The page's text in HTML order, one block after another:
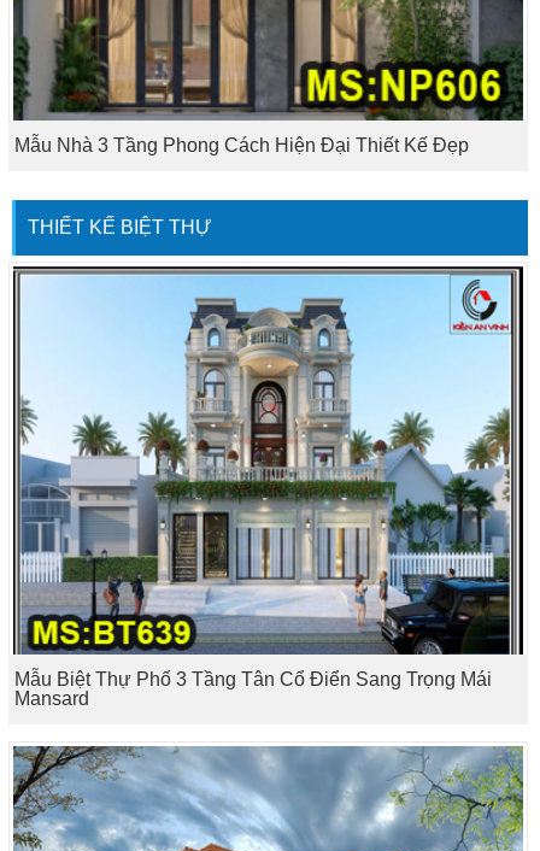
Mẫu Nhà 3 Tầng Phong Cách Hiện Đại Thiết Kế Đẹp
THIẾT KẾ BIỆT THỰ
Mẫu Biệt Thự Phố 3 Tầng Tân Cổ Điển Sang Trọng Mái
Mansard